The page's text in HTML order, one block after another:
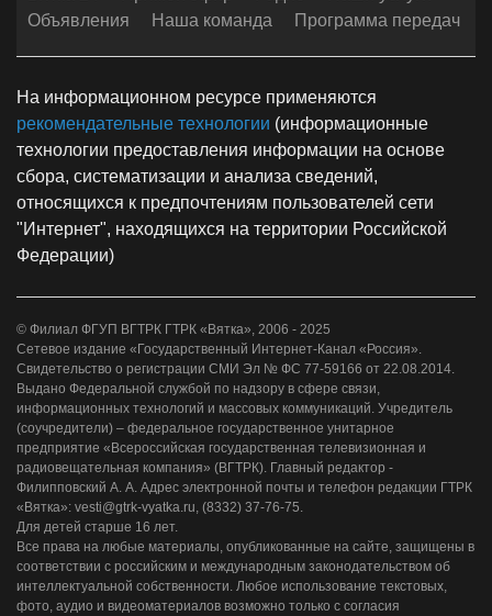
Объявления
Наша команда Программа передач
На информационном ресурсе применяются
рекомендательные технологии (информационные
технологии предоставления информации на основе
сбора, систематизации и анализа сведений,
относящихся к предпочтениям пользователей сети
"Интернет", находящихся на территории Российской
Федерации)
© Филиал ФГУП ВГТРК ГТРК «Вятка», 2006 - 2025
Сетевое издание «Государственный Интернет-Канал «Россия».
Свидетельство о регистрации СМИ Эл № ФС 77-59166 от 22.08.2014.
Выдано Федеральной службой по надзору в сфере связи,
информационных технологий и массовых коммуникаций. Учредитель
(соучредители) – федеральное государственное унитарное
предприятие «Всероссийская государственная телевизионная и
радиовещательная компания» (ВГТРК). Главный редактор -
Филипповский А. А. Адрес электронной почты и телефон редакции ГТРК
«Вятка»: vesti@gtrk-vyatka.ru, (8332) 37-76-75.
Для детей старше 16 лет.
Все права на любые материалы, опубликованные на сайте, защищены в
соответствии с российским и международным законодательством об
интеллектуальной собственности. Любое использование текстовых,
фото, аудио и видеоматериалов возможно только с согласия